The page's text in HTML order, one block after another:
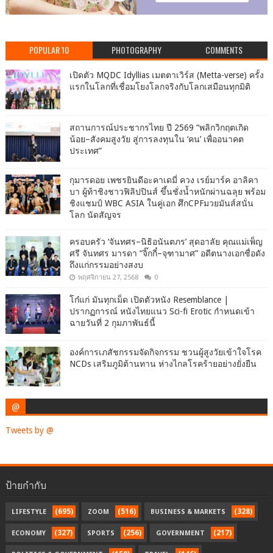
POPULAR 10 PHOTOGRAPHY COMMENTS
เปิดตัว MQDC Idyllias เมตตาเวิร์ส (Metta-verse) ครั้ง
แรกในโลกที่เชื่อมโยงโลกจริงกับโลกเสมือนทุกมิติ
สถานการณ์ประชากรไทย ปี 2569 “พลิกวิกฤตเกิด
น้อย–สังคมสูงวัย สู่การลงทุนใน ‘คน’ เพื่ออนาคต
ประเทศ”
กุมารดอย เพชรยินดีอะคาเดมี่ ควง เรย์มาร์ค อาลิคา
บา ผู้ท้าชิงชาวฟิลิปปินส์ ขึ้นชั่งน้ำหนักผ่านฉลุย พร้อม
ชิงแชมป์ WBC ASIA ในคู่เอก ศึกCPFมวยมันส์สนั่น
โลก นัดสัญจร
ครอบครัว ‘จันทศร–นิธิอนันตภร’ สุดอาลัย คุณแม่เพ็ญ
ศรี จันทศร มารดา “จิ๊กกี๋–จุฑามาศ” อดีตนางเอกชื่อดัง
ถึงแก่กรรมอย่างสงบ
พฤศจิกายน 27, 2568 0
โก๋แก่ มันทุกเม็ด เปิดตัวหนัง Resemblance |
ปรากฏการณ์ หนังไทยแนว Sci-fi Erotic กำหนดเข้า
ฉายวันที่ 2 กุมภาพันธ์นี้
องค์การเภสัชกรรมจัดกิจกรรม ชวนผู้สูงวัยเข้าใจโรค
NCDs เสริมภูมิต้านทาน ห่างไกลโรคร้ายอย่างยั่งยืน
@
Tweets by @
ป้ายกำกับ
LIFESTYLE (695) ZOOM (516) BUSINESS & MARKETS (328)
ECONOMY (327) SPORTS (256) GOVERNMENT (217)